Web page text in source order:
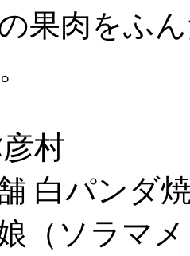
果肉をふ
村
白パンダ
（ソラマ